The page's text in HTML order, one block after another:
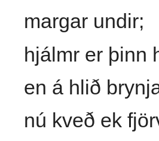
margar undir;
hjálmr er þinn
en á hlið
nú kveð ek